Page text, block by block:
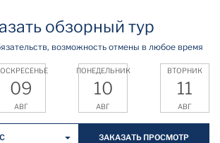
обзорный тур
возможность отмены в любое время
09
АВГ
ПОНЕДЕЛЬНИК
10
АВГ
ВТОРНИК
11
АВГ
ЗАКАЗАТЬ ПРОСМОТР